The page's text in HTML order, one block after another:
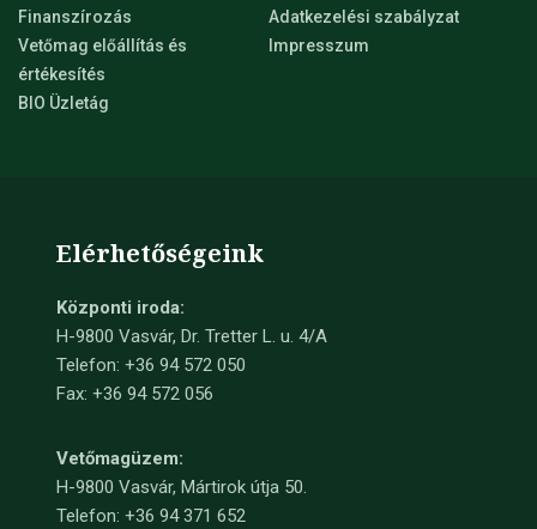
Finanszírozás
Vetőmag előállítás és
értékesítés
BIO Üzletág
Adatkezelési szabályzat
Impresszum
Elérhetőségeink
Központi iroda:
H-9800 Vasvár, Dr. Tretter L. u. 4/A
Telefon: +36 94 572 050
Fax: +36 94 572 056
Vetőmagüzem:
H-9800 Vasvár, Mártirok útja 50.
Telefon: +36 94 371 652